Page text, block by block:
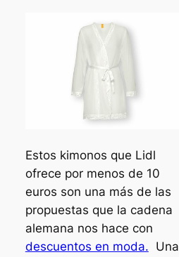
Estos kimonos que Lidl
ofrece por menos de 10
euros son una más de las
propuestas que la cadena
alemana nos hace con
descuentos en moda. Una